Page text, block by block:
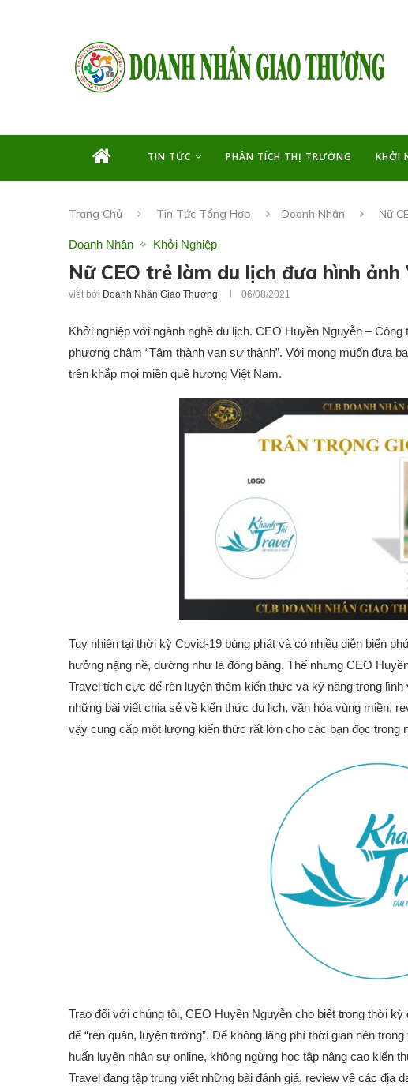
TIN TỨC PHÂN TÍCH THỊ TRƯỜNG KHỞI
Trang Chủ Tin Tức Tổng Hợp Doanh Nhân Nữ
Doanh Nhân Khởi Nghiệp
Nữ CEO trẻ làm du lịch đưa hình
viết bởi Doanh Nhân Giao Thương 06/08/2021
Khởi nghiệp với ngành nghề du lịch. CEO Huyền Nguyễn –
phương châm “Tâm thành vạn sự thành”. Với mong muốn đưa
trên khắp mọi miền quê hương Việt Nam.
Tuy nhiên tại thời kỳ Covid-19 bùng phát và có nhiều diễn biến
hưởng nặng nề, dường như là đóng băng. Thế nhưng CEO
Travel tích cực để rèn luyện thêm kiến thức và kỹ năng trong
những bài viết chia sẻ về kiến thức du lịch, văn hóa vùng miền,
vậy cung cấp một lượng kiến thức rất lớn cho các bạn đọc trong
Trao đổi với chúng tôi, CEO Huyền Nguyễn cho biết trong thời
để “rèn quân, luyện tướng”. Để không lãng phí thời gian nên
huấn luyện nhân sự online, không ngừng học tập nâng cao kiến
Travel đang tập trung viết những bài đánh giá, review về các địa